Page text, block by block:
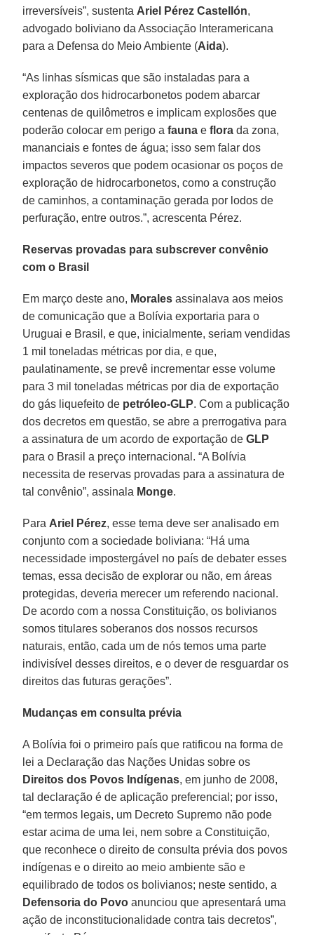
irreversíveis”, sustenta Ariel Pérez Castellón,
advogado boliviano da Associação Interamericana
para a Defensa do Meio Ambiente (Aida).
“As linhas sísmicas que são instaladas para a
exploração dos hidrocarbonetos podem abarcar
centenas de quilômetros e implicam explosões que
poderão colocar em perigo afauna eflora da zona,
mananciais e fontes de água; isso sem falar dos
impactos severos que podem ocasionar os poços de
exploração de hidrocarbonetos, como a construção
de caminhos, a contaminação gerada por lodos de
perfuração, entre outros.”, acrescenta Pérez.
Reservas provadas para subscrever convênio
com o Brasil
Em março deste ano, Morales assinalava aos meios
de comunicação que a Bolívia exportaria para o
Uruguai e Brasil, e que, inicialmente, seriam vendidas
1 mil toneladas métricas por dia, e que,
paulatinamente, se prevê incrementar esse volume
para 3 mil toneladas métricas por dia de exportação
do gás liquefeito de petróleo-GLP. Com a publicação
dos decretos em questão, se abre a prerrogativa para
a assinatura de um acordo de exportação deGLP
para o Brasil a preço internacional. “A Bolívia
necessita de reservas provadas para a assinatura de
tal convênio”, assinala Monge.
Para Ariel Pérez, esse tema deve ser analisado em
conjunto com a sociedade boliviana: “Há uma
necessidade impostergável no país de debater esses
temas, essa decisão de explorar ou não, em áreas
protegidas, deveria merecer um referendo nacional.
De acordo com a nossa Constituição, os bolivianos
somos titulares soberanos dos nossos recursos
naturais, então, cada um de nós temos uma parte
indivisível desses direitos, e o dever de resguardar os
direitos das futuras gerações”.
Mudanças em consulta prévia
A Bolívia foi o primeiro país que ratificou na forma de
lei a Declaração das Nações Unidas sobre os
Direitos dos Povos Indígenas, em junho de 2008,
tal declaração é de aplicação preferencial; por isso,
“em termos legais, um Decreto Supremo não pode
estar acima de uma lei, nem sobre a Constituição,
que reconhece o direito de consulta prévia dos povos
indígenas e o direito ao meio ambiente são e
equilibrado de todos os bolivianos; neste sentido, a
Defensoria do Povo anunciou que apresentará uma
ação de inconstitucionalidade contra tais decretos”,